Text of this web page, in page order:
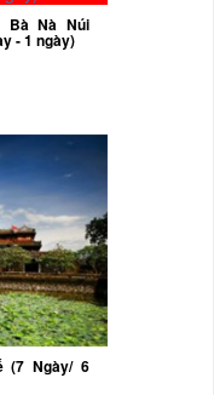
Bà Nà Núi
- 1 ngày)
(7 Ngày/ 6